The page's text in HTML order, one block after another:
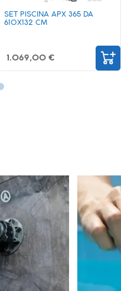
SET PISCINA APX 365 DA
610X132 CM
1.069,00 €